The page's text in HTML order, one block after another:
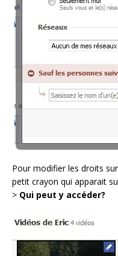
Pour modifier les droits
petit crayon qui apparait
> Qui peut y accéder?